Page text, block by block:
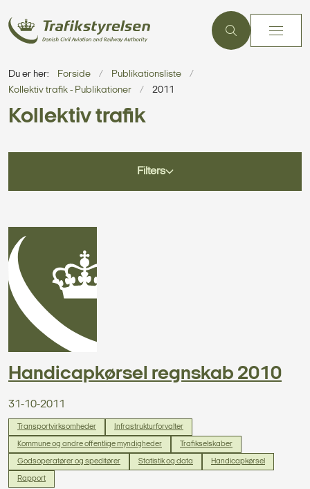
Du er her: Forside
Publikationsliste
Kollektiv trafik - Publikationer
2011
Kollektiv trafik
Filters
Handicapkørsel regnskab 2010
31-10-2011
Transportvirksomheder Infrastrukturforvalter
Kommune og andre offentlige myndigheder Trafikselskaber
Godsoperatører og speditører Statistik og data Handicapkørsel
Rapport